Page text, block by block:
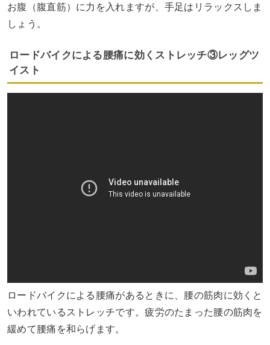
お腹（腹直筋）に力を入れますが、手足はリラックスしま
しょう。
ロードバイクによる腰痛に効くストレッチ③レッグツ
イスト
ロードバイクによる腰痛があるときに、腰の筋肉に効くと
いわれているストレッチです。疲労のたまった腰の筋肉を
緩めて腰痛を和らげます。